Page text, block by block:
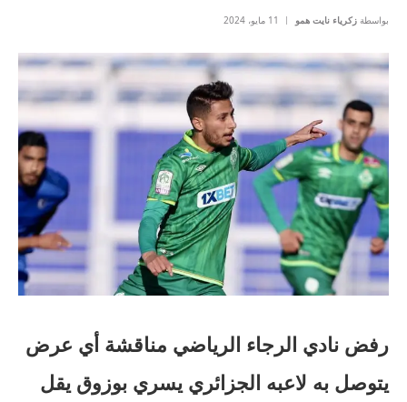
بواسطة زكرياء نايت همو 11 مايو، 2024
رفض نادي الرجاء الرياضي مناقشة أي عرض
يتوصل به لاعبه الجزائري يسري بوزوق يقل